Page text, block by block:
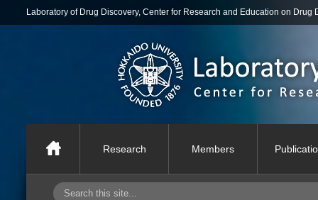
Laboratory of Drug Discovery, Center for Research and Education on Drug
Research Members